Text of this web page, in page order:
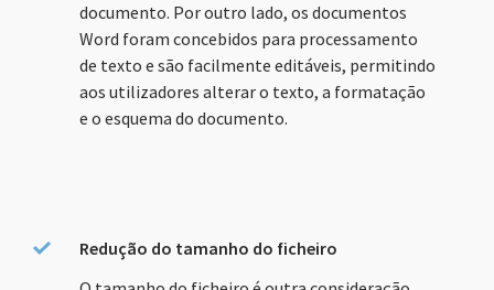
documento. Por outro lado, os documentos
Word foram concebidos para processamento
de texto e são facilmente editáveis, permitindo
aos utilizadores alterar o texto, a formatação
e o esquema do documento.
Redução do tamanho do ficheiro